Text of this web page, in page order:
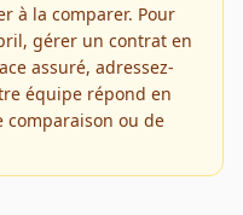
à la comparer. Pour
, gérer un contrat en
assuré, adressez-
équipe répond en
comparaison ou de